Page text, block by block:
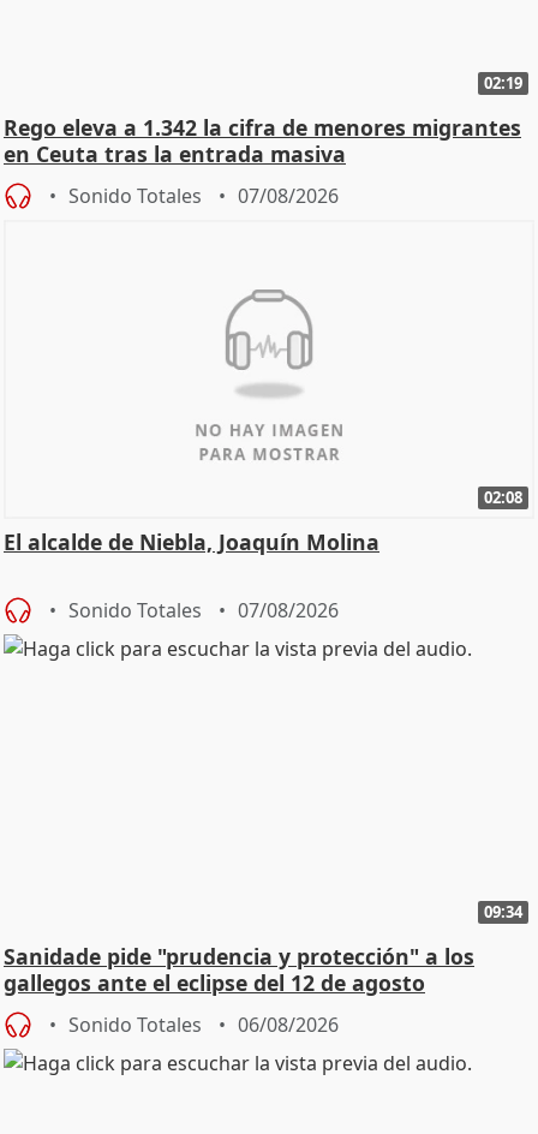
02:19
Rego eleva a 1.342 la cifra de menores migrantes
en Ceuta tras la entrada masiva
Sonido Totales 07/08/2026
02:08
El alcalde de Niebla, Joaquín Molina
Sonido Totales 07/08/2026
09:34
Sanidade pide "prudencia y protección" a los
gallegos ante el eclipse del 12 de agosto
Sonido Totales 06/08/2026